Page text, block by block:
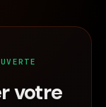
votre